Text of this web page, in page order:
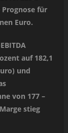
für
Euro.
auf 182,1
und
von 177 –
stieg